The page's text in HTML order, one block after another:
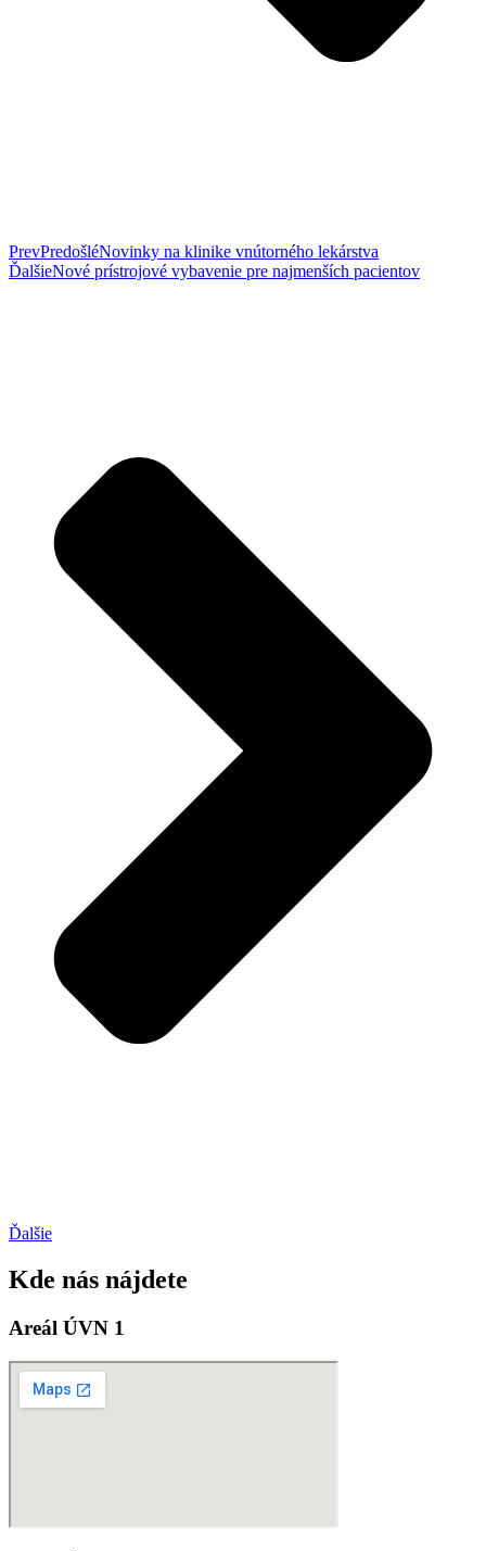
PrevPredošléNovinky na klinike vnútorného lekárstva
ĎalšieNové prístrojové vybavenie pre najmenších pacientov
Ďalšie
Kde nás nájdete
Areál ÚVN 1